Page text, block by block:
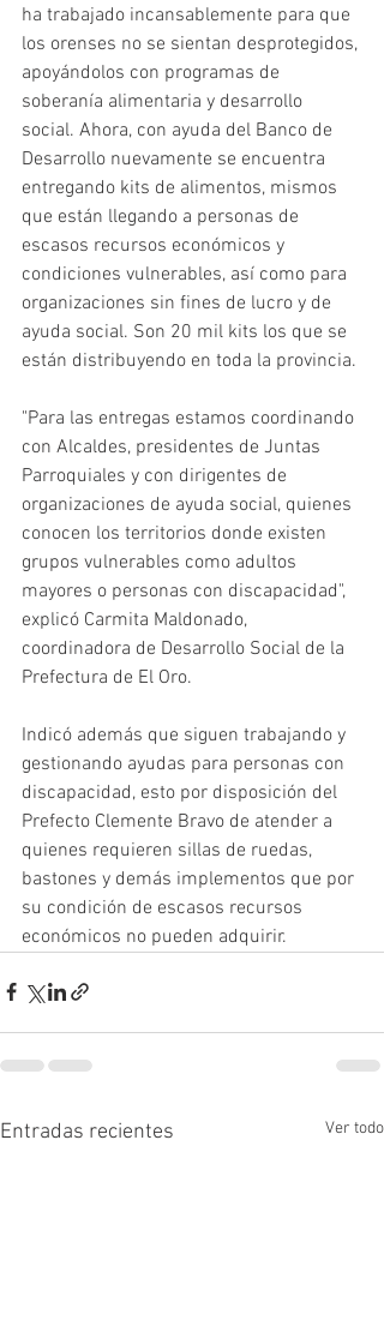
ha trabajado incansablemente para que
los orenses no se sientan desprotegidos,
apoyándolos con programas de
soberanía alimentaria y desarrollo
social. Ahora, con ayuda del Banco de
Desarrollo nuevamente se encuentra
entregando kits de alimentos, mismos
que están llegando a personas de
escasos recursos económicos y
condiciones vulnerables, así como para
organizaciones sin fines de lucro y de
ayuda social. Son 20 mil kits los que se
están distribuyendo en toda la provincia.
"Para las entregas estamos coordinando
con Alcaldes, presidentes de Juntas
Parroquiales y con dirigentes de
organizaciones de ayuda social, quienes
conocen los territorios donde existen
grupos vulnerables como adultos
mayores o personas con discapacidad",
explicó Carmita Maldonado,
coordinadora de Desarrollo Social de la
Prefectura de El Oro.
Indicó además que siguen trabajando y
gestionando ayudas para personas con
discapacidad, esto por disposición del
Prefecto Clemente Bravo de atender a
quienes requieren sillas de ruedas,
bastones y demás implementos que por
su condición de escasos recursos
económicos no pueden adquirir.
Entradas recientes Ver todo